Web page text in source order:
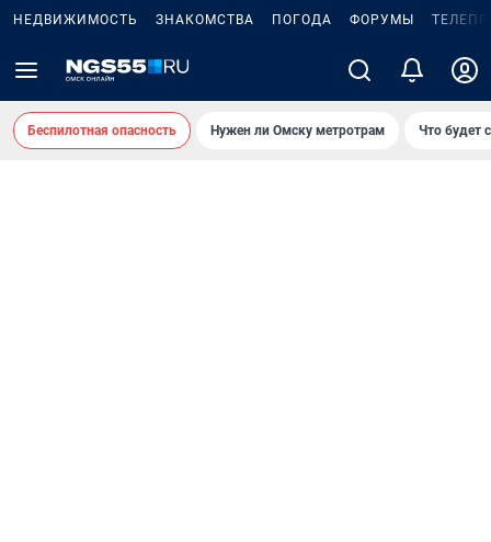
НЕДВИЖИМОСТЬ ЗНАКОМСТВА ПОГОДА ФОРУМЫ
Беспилотная опасность Нужен ли Омску метротрам Что будет